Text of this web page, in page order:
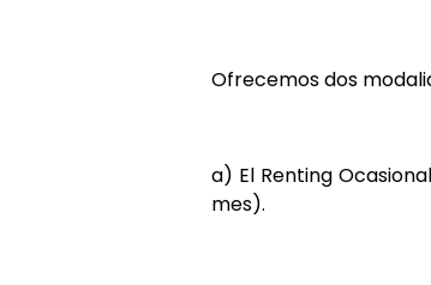
Ofrecemos dos
a) El Renting
mes).